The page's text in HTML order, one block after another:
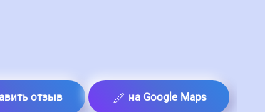
отзыв на Google Maps